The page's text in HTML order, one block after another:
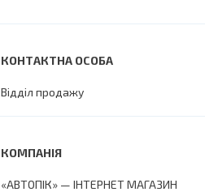
Відділ продажу
«АВТОПІК» — ІНТЕРНЕТ МАГАЗИН